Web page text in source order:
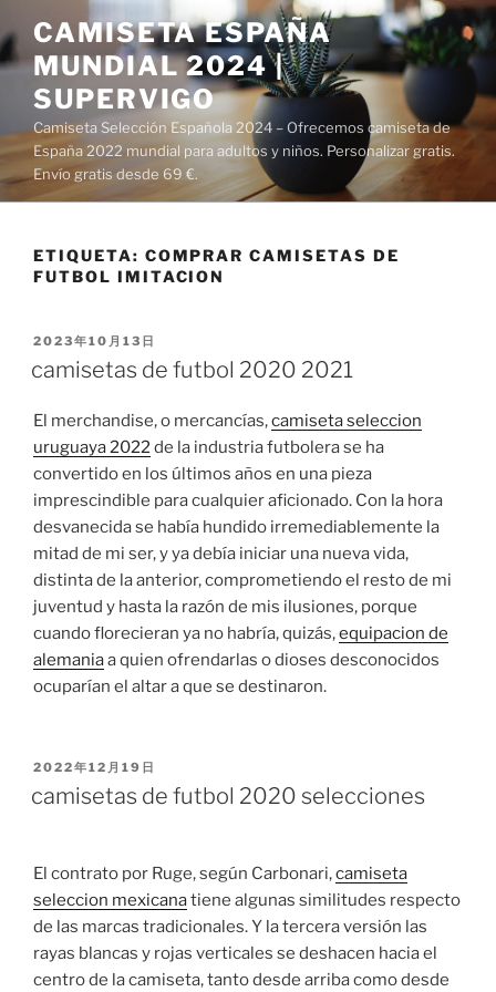
al
contenido
CAMISETA ESPAÑA
MUNDIAL 2024 |
SUPERVIGO
Camiseta Selección Española 2024 – Ofrecemos camiseta de
España 2022 mundial para adultos y niños. Personalizar gratis.
Envío gratis desde 69 €.
ETIQUETA: COMPRAR CAMISETAS DE
FUTBOL IMITACION
PUBLICADO
2023年10月13日
camisetas de futbol 2020 2021
El merchandise, o mercancías,camiseta seleccion
uruguaya 2022de la industria futbolera se ha
convertido en los últimos años en una pieza
imprescindible para cualquier aficionado. Con la hora
desvanecida se había hundido irremediablemente la
mitad de mi ser, y ya debía iniciar una nueva vida,
distinta de la anterior, comprometiendo el resto de mi
juventud y hasta la razón de mis ilusiones, porque
cuando florecieran ya no habría, quizás,equipacion de
alemaniaa quien ofrendarlas o dioses desconocidos
ocuparían el altar a que se destinaron.
PUBLICADO
2022年12月19日
camisetas de futbol 2020 selecciones
El contrato por Ruge, según Carbonari,camiseta
seleccion mexicanatiene algunas similitudes respecto
de las marcas tradicionales. Y la tercera versión las
rayas blancas y rojas verticales se deshacen hacia el
centro de la camiseta, tanto desde arriba como desde